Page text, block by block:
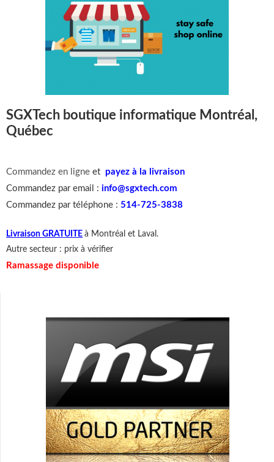
SGXTech boutique informatique Montréal,
Québec
Commandez en ligne et payez à la livraison
Commandez par email : info@sgxtech.com
Commandez par téléphone : 514-725-3838
Livraison GRATUITE à Montréal et Laval.
Autre secteur : prix à vérifier
Ramassage disponible